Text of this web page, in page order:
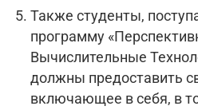
Также студенты,
программу
Вычислительные
должны предоставить
включающее в себя, в